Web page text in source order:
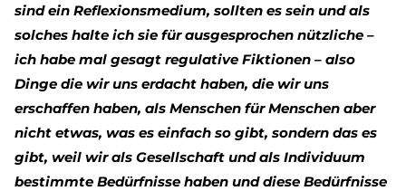
sind ein Reflexionsmedium, sollten es sein und als
solches halte ich sie für ausgesprochen nützliche –
ich habe mal gesagt regulative Fiktionen – also
Dinge die wir uns erdacht haben, die wir uns
erschaffen haben, als Menschen für Menschen aber
nicht etwas, was es einfach so gibt, sondern das es
gibt, weil wir als Gesellschaft und als Individuum
bestimmte Bedürfnisse haben und diese Bedürfnisse